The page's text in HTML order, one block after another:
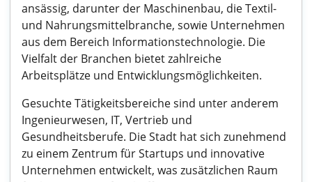
ansässig, darunter der Maschinenbau, die Textil-
und Nahrungsmittelbranche, sowie Unternehmen
aus dem Bereich Informationstechnologie. Die
Vielfalt der Branchen bietet zahlreiche
Arbeitsplätze und Entwicklungsmöglichkeiten.
Gesuchte Tätigkeitsbereiche sind unter anderem
Ingenieurwesen, IT, Vertrieb und
Gesundheitsberufe. Die Stadt hat sich zunehmend
zu einem Zentrum für Startups und innovative
Unternehmen entwickelt, was zusätzlichen Raum